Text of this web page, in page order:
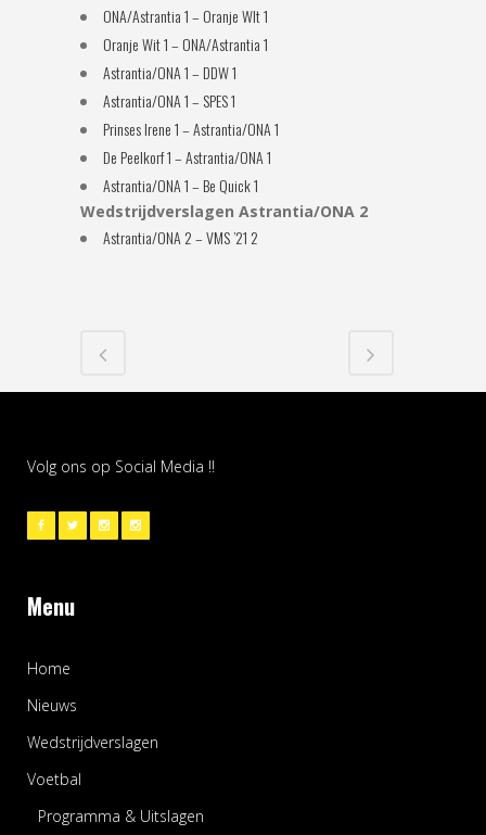
ONA/Astrantia 1 – Oranje WIt 1
Oranje Wit 1 – ONA/Astrantia 1
Astrantia/ONA 1 – DDW 1
Astrantia/ONA 1 – SPES 1
Prinses Irene 1 – Astrantia/ONA 1
De Peelkorf 1 – Astrantia/ONA 1
Astrantia/ONA 1 – Be Quick 1
Wedstrijdverslagen Astrantia/ONA 2
Astrantia/ONA 2 – VMS ’21 2
Volg ons op Social Media !!
Menu
Home
Nieuws
Wedstrijdverslagen
Voetbal
Programma & Uitslagen